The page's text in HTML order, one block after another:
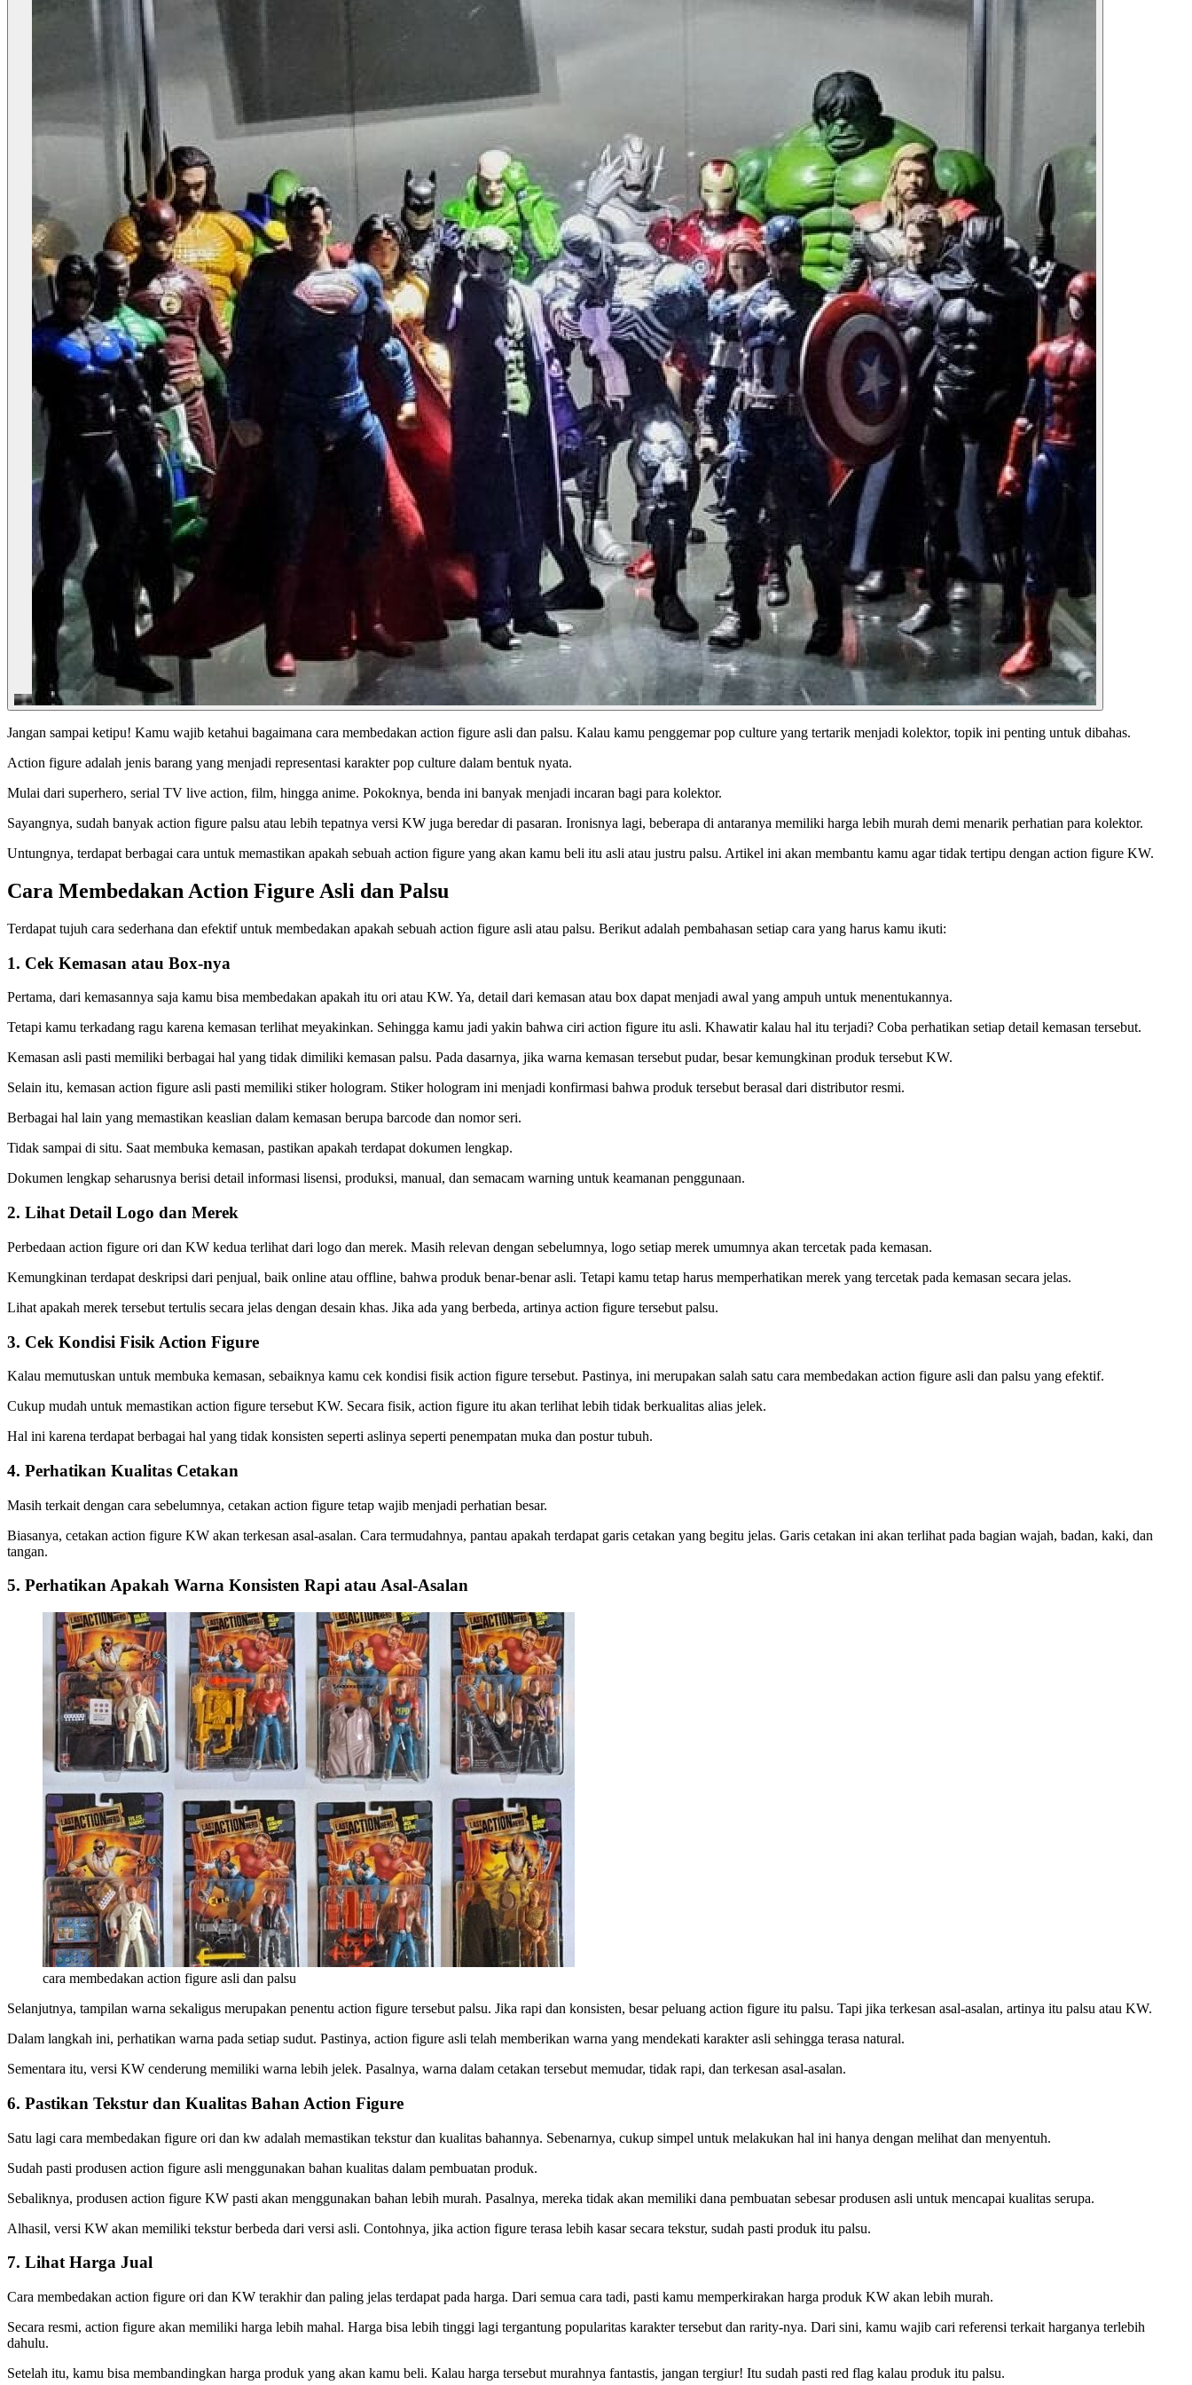
Jangan sampai ketipu! Kamu wajib ketahui bagaimana cara membedakan action figure asli dan palsu. Kalau kamu penggemar pop culture yang tertarik menjadi kolektor, topik ini penting untuk dibahas.
Action figure adalah jenis barang yang menjadi representasi karakter pop culture dalam bentuk nyata.
Mulai dari superhero, serial TV live action, film, hingga anime. Pokoknya, benda ini banyak menjadi incaran bagi para kolektor.
Sayangnya, sudah banyak action figure palsu atau lebih tepatnya versi KW juga beredar di pasaran. Ironisnya lagi, beberapa di antaranya memiliki harga lebih murah demi menarik perhatian para kolektor.
Untungnya, terdapat berbagai cara untuk memastikan apakah sebuah action figure yang akan kamu beli itu asli atau justru palsu. Artikel ini akan membantu kamu agar tidak tertipu dengan action figure KW.
Cara Membedakan Action Figure Asli dan Palsu
Terdapat tujuh cara sederhana dan efektif untuk membedakan apakah sebuah action figure asli atau palsu. Berikut adalah pembahasan setiap cara yang harus kamu ikuti:
1. Cek Kemasan atau Box-nya
Pertama, dari kemasannya saja kamu bisa membedakan apakah itu ori atau KW. Ya, detail dari kemasan atau box dapat menjadi awal yang ampuh untuk menentukannya.
Tetapi kamu terkadang ragu karena kemasan terlihat meyakinkan. Sehingga kamu jadi yakin bahwa ciri action figure itu asli. Khawatir kalau hal itu terjadi? Coba perhatikan setiap detail kemasan tersebut.
Kemasan asli pasti memiliki berbagai hal yang tidak dimiliki kemasan palsu. Pada dasarnya, jika warna kemasan tersebut pudar, besar kemungkinan produk tersebut KW.
Selain itu, kemasan action figure asli pasti memiliki stiker hologram. Stiker hologram ini menjadi konfirmasi bahwa produk tersebut berasal dari distributor resmi.
Berbagai hal lain yang memastikan keaslian dalam kemasan berupa barcode dan nomor seri.
Tidak sampai di situ. Saat membuka kemasan, pastikan apakah terdapat dokumen lengkap.
Dokumen lengkap seharusnya berisi detail informasi lisensi, produksi, manual, dan semacam warning untuk keamanan penggunaan.
2. Lihat Detail Logo dan Merek
Perbedaan action figure ori dan KW kedua terlihat dari logo dan merek. Masih relevan dengan sebelumnya, logo setiap merek umumnya akan tercetak pada kemasan.
Kemungkinan terdapat deskripsi dari penjual, baik online atau offline, bahwa produk benar-benar asli. Tetapi kamu tetap harus memperhatikan merek yang tercetak pada kemasan secara jelas.
Lihat apakah merek tersebut tertulis secara jelas dengan desain khas. Jika ada yang berbeda, artinya action figure tersebut palsu.
3. Cek Kondisi Fisik Action Figure
Kalau memutuskan untuk membuka kemasan, sebaiknya kamu cek kondisi fisik action figure tersebut. Pastinya, ini merupakan salah satu cara membedakan action figure asli dan palsu yang efektif.
Cukup mudah untuk memastikan action figure tersebut KW. Secara fisik, action figure itu akan terlihat lebih tidak berkualitas alias jelek.
Hal ini karena terdapat berbagai hal yang tidak konsisten seperti aslinya seperti penempatan muka dan postur tubuh.
4. Perhatikan Kualitas Cetakan
Masih terkait dengan cara sebelumnya, cetakan action figure tetap wajib menjadi perhatian besar.
Biasanya, cetakan action figure KW akan terkesan asal-asalan. Cara termudahnya, pantau apakah terdapat garis cetakan yang begitu jelas. Garis cetakan ini akan terlihat pada bagian wajah, badan, kaki, dan
tangan.
5. Perhatikan Apakah Warna Konsisten Rapi atau Asal-Asalan
cara membedakan action figure asli dan palsu
Selanjutnya, tampilan warna sekaligus merupakan penentu action figure tersebut palsu. Jika rapi dan konsisten, besar peluang action figure itu palsu. Tapi jika terkesan asal-asalan, artinya itu palsu atau KW.
Dalam langkah ini, perhatikan warna pada setiap sudut. Pastinya, action figure asli telah memberikan warna yang mendekati karakter asli sehingga terasa natural.
Sementara itu, versi KW cenderung memiliki warna lebih jelek. Pasalnya, warna dalam cetakan tersebut memudar, tidak rapi, dan terkesan asal-asalan.
6. Pastikan Tekstur dan Kualitas Bahan Action Figure
Satu lagi cara membedakan figure ori dan kw adalah memastikan tekstur dan kualitas bahannya. Sebenarnya, cukup simpel untuk melakukan hal ini hanya dengan melihat dan menyentuh.
Sudah pasti produsen action figure asli menggunakan bahan kualitas dalam pembuatan produk.
Sebaliknya, produsen action figure KW pasti akan menggunakan bahan lebih murah. Pasalnya, mereka tidak akan memiliki dana pembuatan sebesar produsen asli untuk mencapai kualitas serupa.
Alhasil, versi KW akan memiliki tekstur berbeda dari versi asli. Contohnya, jika action figure terasa lebih kasar secara tekstur, sudah pasti produk itu palsu.
7. Lihat Harga Jual
Cara membedakan action figure ori dan KW terakhir dan paling jelas terdapat pada harga. Dari semua cara tadi, pasti kamu memperkirakan harga produk KW akan lebih murah.
Secara resmi, action figure akan memiliki harga lebih mahal. Harga bisa lebih tinggi lagi tergantung popularitas karakter tersebut dan rarity-nya. Dari sini, kamu wajib cari referensi terkait harganya terlebih
dahulu.
Setelah itu, kamu bisa membandingkan harga produk yang akan kamu beli. Kalau harga tersebut murahnya fantastis, jangan tergiur! Itu sudah pasti red flag kalau produk itu palsu.